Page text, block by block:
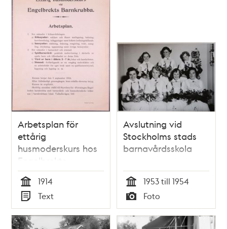
Arbetsplan för
ettårig
husmoderskurs hos
Engelbrekts
barnkrubba
Tid
1914
Typ
Text
Avslutning vid
Stockholms stads
barnavårdsskola
Tid
1953 till 1954
Typ
Foto